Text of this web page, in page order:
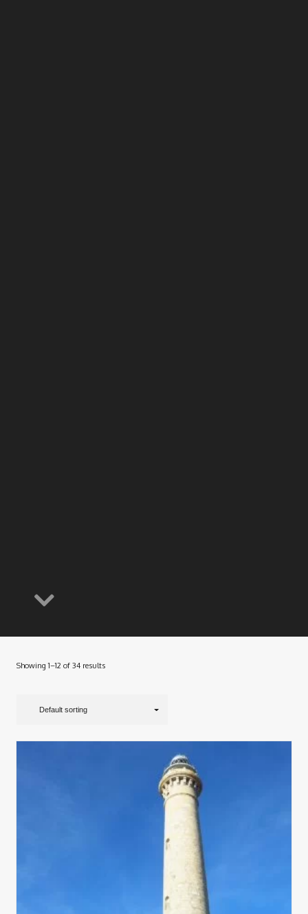
Showing 1–12 of 34 results
Default sorting